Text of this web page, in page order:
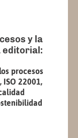
y la
editorial:
procesos
ISO 22001,